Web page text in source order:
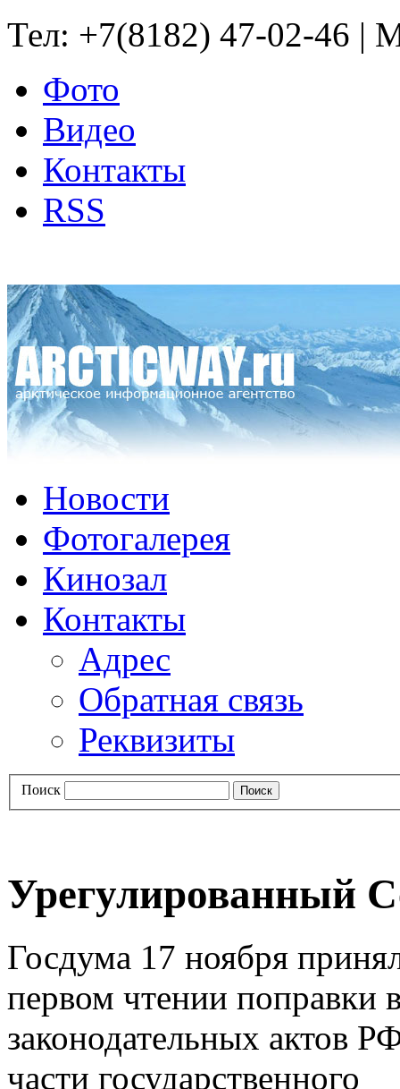
Тел: +7(8182) 47-02-46 |
Фото
Видео
Контакты
RSS
Новости
Фотогалерея
Кинозал
Контакты
Адрес
Обратная связь
Реквизиты
Поиск
Урегулированный
Госдума 17 ноября
первом чтении поправки
законодательных актов
части государственного